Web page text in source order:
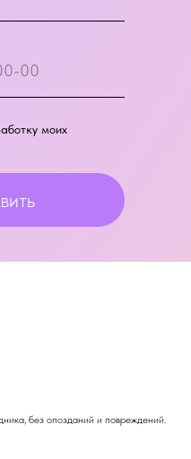
моих
без опозданий и повреждений.